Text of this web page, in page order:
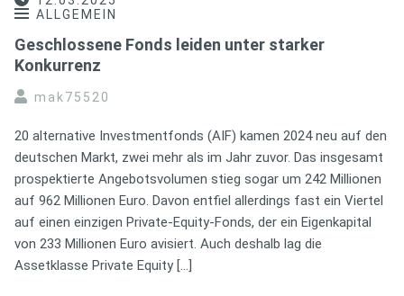
ALLGEMEIN
Geschlossene Fonds leiden unter starker
Konkurrenz
mak75520
20 alternative Investmentfonds (AIF) kamen 2024 neu auf den
deutschen Markt, zwei mehr als im Jahr zuvor. Das insgesamt
prospektierte Angebotsvolumen stieg sogar um 242 Millionen
auf 962 Millionen Euro. Davon entfiel allerdings fast ein Viertel
auf einen einzigen Private-Equity-Fonds, der ein Eigenkapital
von 233 Millionen Euro avisiert. Auch deshalb lag die
Assetklasse Private Equity […]